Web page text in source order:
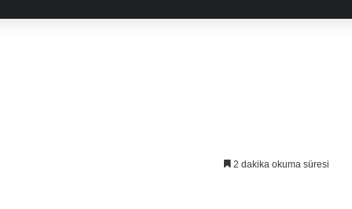
2 dakika okuma süresi